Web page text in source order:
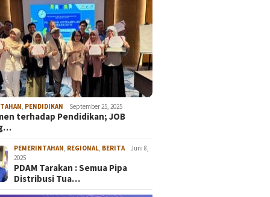
, PENDIDIKAN September 25, 2025
terhadap Pendidikan; JOB
PEMERINTAHAN, REGIONAL, BERITA
Juni 8,
2025
PDAM Tarakan : Semua Pipa
Distribusi Tua…